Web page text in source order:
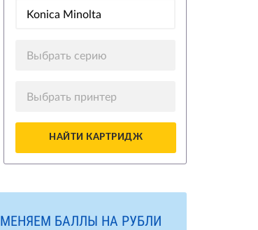
Konica Minolta
Выбрать серию
Выбрать принтер
НАЙТИ КАРТРИДЖ
МЕНЯЕМ БАЛЛЫ НА РУБЛИ